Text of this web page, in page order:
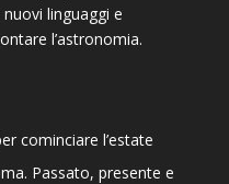
linguaggi e
l’astronomia.
cominciare l’estate
Passato, presente e